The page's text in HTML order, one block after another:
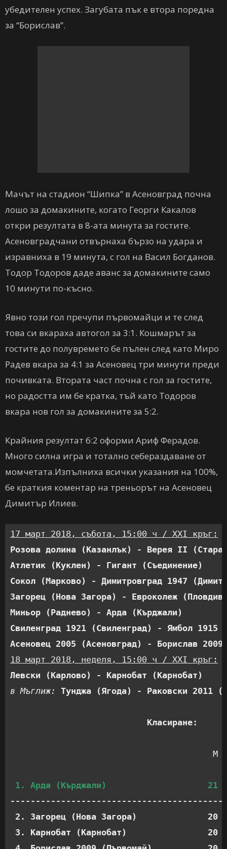
убедителен успех. Загубата пък е втора поредна
за “Борислав”.
Мачът на стадион “Шипка” в Асеновград почна
лошо за домакините, когато Георги Какалов
откри резултата в 8-ата минута за гостите.
Асеновградчани отвърнаха бързо на удара и
изравниха в 19 минута, с гол на Васил Богданов.
Тодор Тодоров даде аванс за домакините само
10 минути по-късно.
Явно този гол пречупи първомайци и те след
това си вкараха автогол за 3:1. Кошмарът за
гостите до полувремето бе пълен след като Миро
Радев вкара за 4:1 за Асеновец три минути преди
почивката. Втората част почна с гол за гостите,
но радостта им бе кратка, тъй като Тодоров
вкара нов гол за домакините за 5:2.
Крайния резултат 6:2 оформи Ариф Ферадов.
Много силна игра и тотално себераздаване от
момчетата.Изпълниха всички указания на 100%,
бе краткия коментар на треньорът на Асеновец
Димитър Илиев.
17 март 2018, събота, 15:00 ч / XXI кръг:
Розова долина (Казанлък) - Верея II
Атлетик (Куклен) - Гигант
Сокол (Марково) - Димитровград 1947
Загорец (Нова Загора) - Евроколеж
Миньор (Раднево) - Арда (Кърджали)
Свиленград 1921 (Свиленград) - Ямбол
Асеновец 2005 (Асеновград) - Борислав
18 март 2018, неделя, 15:00 ч / XXI кръг:
Левски (Карлово) - Карнобат
в Мъглиж: Тунджа (Ягода) - Раковски
Класиране:
М
1. Арда (Кърджали)
2. Загорец (Нова Загора)
3. Карнобат (Карнобат)